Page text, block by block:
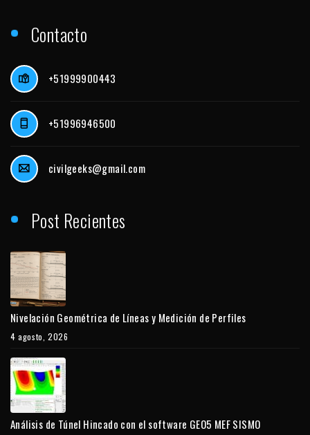
Contacto
+51999900443
+51996946500
civilgeeks@gmail.com
Post Recientes
Nivelación Geométrica de Líneas y Medición de Perfiles
4 agosto, 2026
Análisis de Túnel Hincado con el software GEO5 MEF SISMO